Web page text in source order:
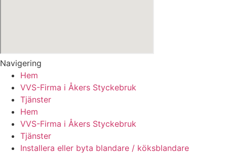
Navigering
Hem
VVS-Firma i Åkers Styckebruk
Tjänster
Hem
VVS-Firma i Åkers Styckebruk
Tjänster
Installera eller byta blandare / köksblandare